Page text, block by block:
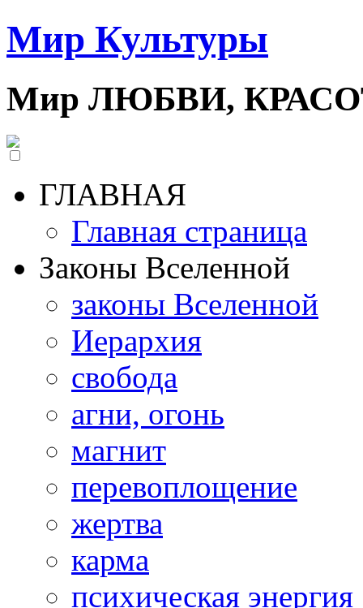
Мир Культуры
Мир ЛЮБВИ,
ГЛАВНАЯ
Главная страница
Законы Вселенной
законы Вселенной
Иерархия
свобода
агни, огонь
магнит
перевоплощение
жертва
карма
психическая энергия